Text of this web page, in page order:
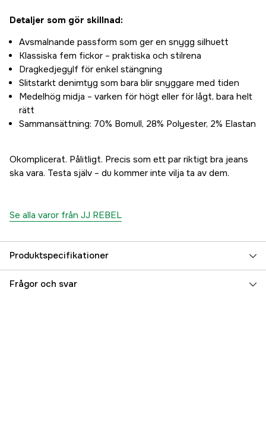
230 kr
230 kr
32/34"
230 kr
33/34"
230 kr
34/34"
230 kr
230 kr
38/34"
Tillfälligt slut
Detaljer som gör skillnad:
Avsmalnande passform som ger en snygg silhuett
Klassiska fem fickor – praktiska och stilrena
Dragkedjegylf för enkel stängning
Slitstarkt denimtyg som bara blir snyggare med tiden
Medelhög midja – varken för högt eller för lågt, bara helt
rätt
Sammansättning: 70% Bomull, 28% Polyester, 2% Elastan
Okomplicerat. Pålitligt. Precis som ett par riktigt bra jeans
ska vara. Testa själv – du kommer inte vilja ta av dem.
Se alla varor från JJ REBEL
Produktspecifikationer
Färgton Blå
Frågor och svar